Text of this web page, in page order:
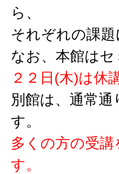
ら、
それぞれの課題
なお、本館はセ
２２日(木)は休
別館は、通常通
す。
多くの方の受
す。